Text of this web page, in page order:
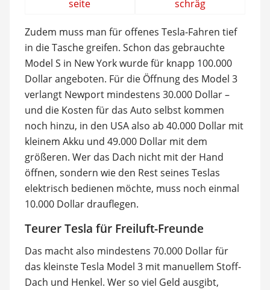
Zudem muss man für offenes Tesla-Fahren tief
in die Tasche greifen. Schon das gebrauchte
Model S in New York wurde für knapp 100.000
Dollar angeboten. Für die Öffnung des Model 3
verlangt Newport mindestens 30.000 Dollar –
und die Kosten für das Auto selbst kommen
noch hinzu, in den USA also ab 40.000 Dollar mit
kleinem Akku und 49.000 Dollar mit dem
größeren. Wer das Dach nicht mit der Hand
öffnen, sondern wie den Rest seines Teslas
elektrisch bedienen möchte, muss noch einmal
10.000 Dollar drauflegen.
Teurer Tesla für Freiluft-Freunde
Das macht also mindestens 70.000 Dollar für
das kleinste Tesla Model 3 mit manuellem Stoff-
Dach und Henkel. Wer so viel Geld ausgibt,